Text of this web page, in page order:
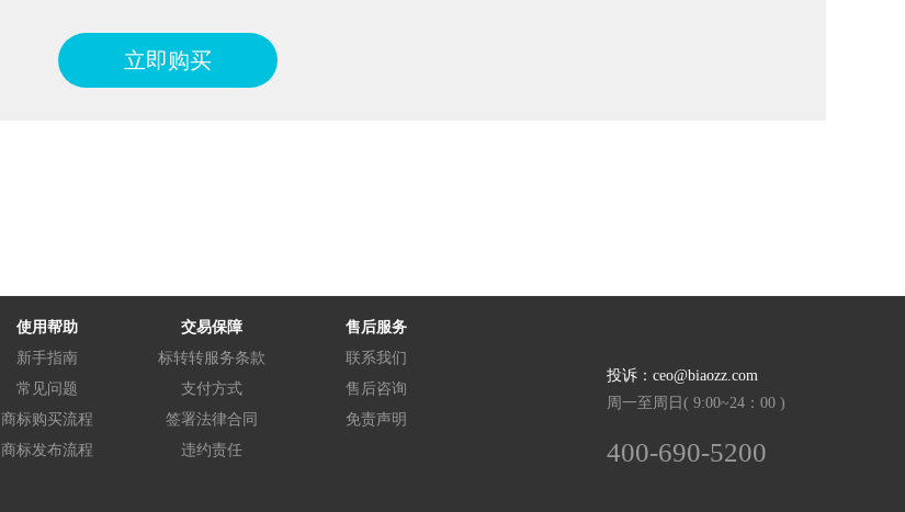
立即购买
使用帮助
新手指南
常见问题
商标购买流程
商标发布流程
交易保障
标转转服务条款
支付方式
签署法律合同
违约责任
售后服务
联系我们
售后咨询
免责声明
投诉：ceo@biaozz.com
周一至周日( 9:00~24：00 )
400-690-5200